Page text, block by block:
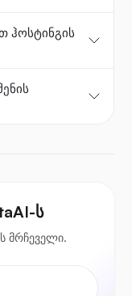
ჰოსტინგის
ს
მრჩეველი.